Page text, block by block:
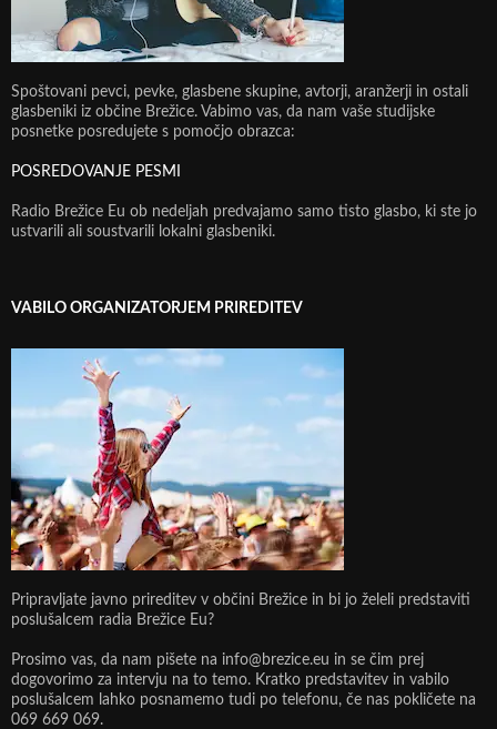
Spoštovani pevci, pevke, glasbene skupine, avtorji, aranžerji in ostali
glasbeniki iz občine Brežice. Vabimo vas, da nam vaše studijske
posnetke posredujete s pomočjo obrazca:
POSREDOVANJE PESMI
Radio Brežice Eu ob nedeljah predvajamo samo tisto glasbo, ki ste jo
ustvarili ali soustvarili lokalni glasbeniki.
VABILO ORGANIZATORJEM PRIREDITEV
Pripravljate javno prireditev v občini Brežice in bi jo želeli predstaviti
poslušalcem radia Brežice Eu?
Prosimo vas, da nam pišete na info@brezice.eu in se čim prej
dogovorimo za intervju na to temo. Kratko predstavitev in vabilo
poslušalcem lahko posnamemo tudi po telefonu, če nas pokličete na
069 669 069.